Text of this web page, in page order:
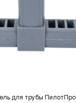
для трубы ПилотПро